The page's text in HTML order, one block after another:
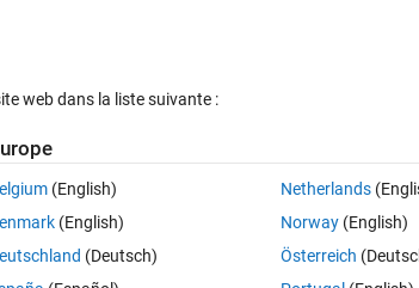
cells in an Excel spreadsheet.  When opening the
xlswrite "not recommended".  I've been unable
web dans la liste suivante :
(English)
(English)
(Deutsch)
Netherlands
Norway(English)
Österreich